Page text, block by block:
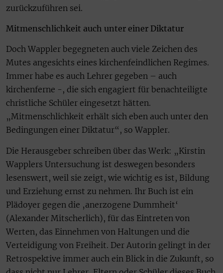
zurückzuführen sei.
Mitmenschlichkeit auch unter einer Diktatur
Doch Wappler begegneten auch viele Zeichen des
Mutes angesichts eines kirchenfeindlichen Regimes.
Immer habe es auch Lehrer gegeben – auch
kirchenferne -, die sich engagiert für benachteiligte
christliche Schüler eingesetzt hätten.
„Mitmenschlichkeit erhält sich eben auch unter den
Bedingungen einer Diktatur“, so Wappler.
Die Herausgeber schreiben über das Werk: „Kirstin
Wapplers Untersuchung ist deswegen besonders
lesenswert, weil sie zeigt, wie wichtig es ist, Bildung
und Erziehung ernst zu nehmen. Ihr Buch ist ein
Plädoyer gegen die ‚anerzogene Dummheit‘
(Alexander Mitscherlich), für das Eintreten von
Werten, das Einnehmen von Haltungen und die
Verteidigung von Freiheit. Der Autorin gelingt in der
Retrospektive immer auch ein Blick in die Zukunft, so